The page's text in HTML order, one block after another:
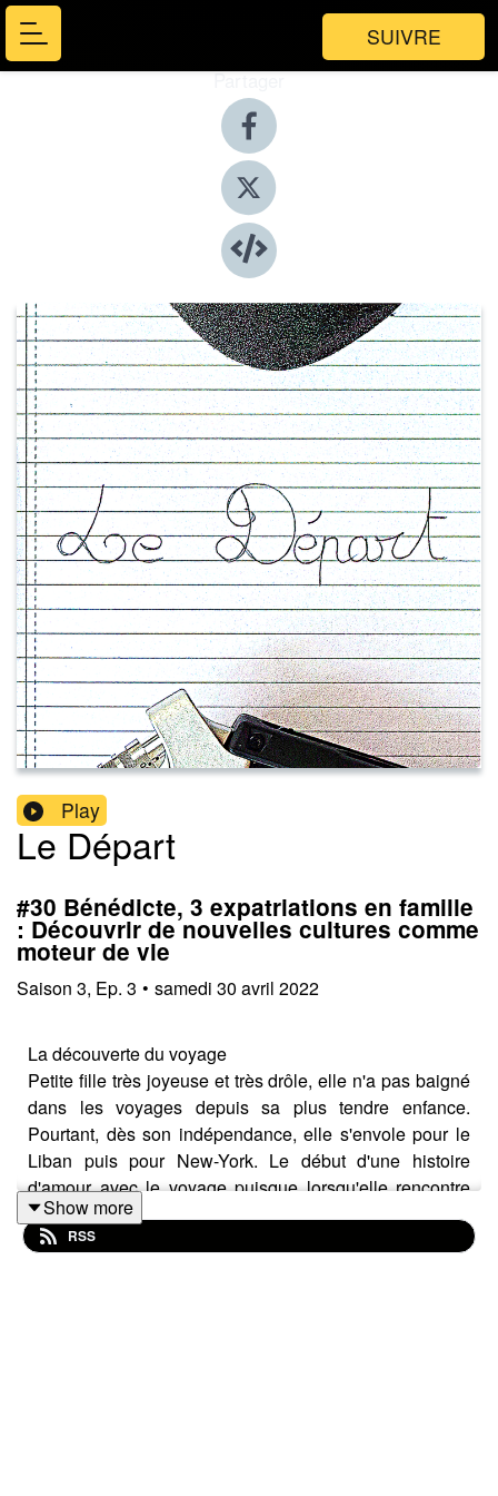
SUIVRE
Partager
Play
Le Départ
#30 Bénédicte, 3 expatriations en famille
: Découvrir de nouvelles cultures comme
moteur de vie
Saison 3, Ep. 3 • samedi 30 avril 2022
La découverte du voyage
Petite fille très joyeuse et très drôle, elle n'a pas baigné
dans les voyages depuis sa plus tendre enfance.
Pourtant, dès son indépendance, elle s'envole pour le
Liban puis pour New-York. Le début d'une histoire
d'amour avec le voyage puisque lorsqu'elle rencontre
son mari, l'expatriation est un projet de vie qu'ils
abordent rapidement.
Show more
RSS